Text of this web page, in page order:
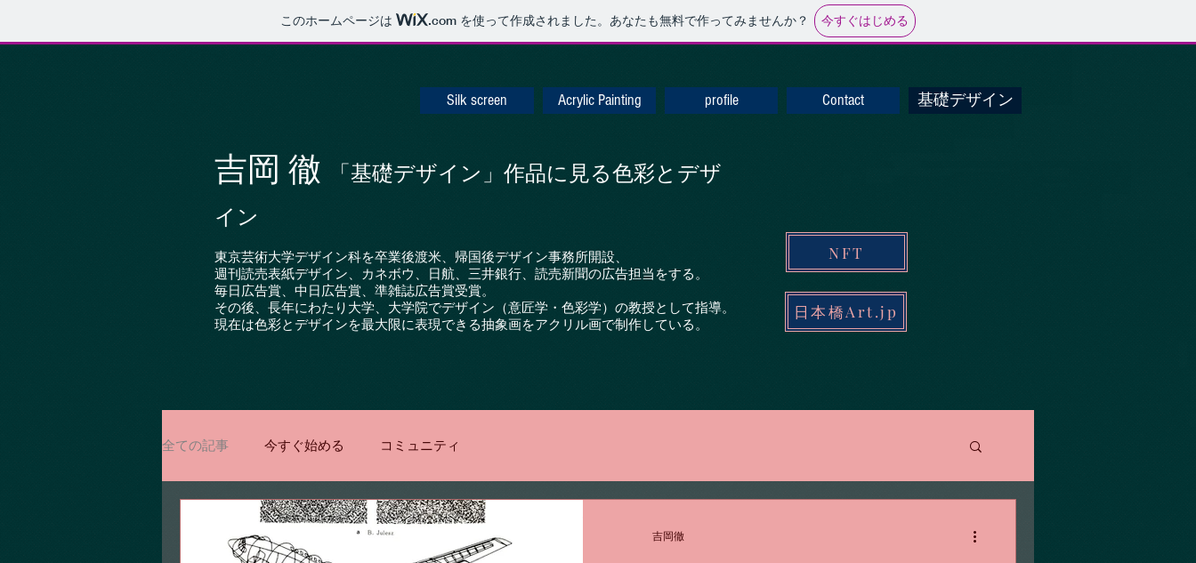
このホームページは .com を使って作成されました。あなたも無料で作ってみませんか？ 今すぐはじめる
Silk screen Acrylic Painting profile Contact 基礎デザイン
吉岡 徹
「基礎デザイン」作品に見る色彩とデザ
イン
東京芸術大学デザイン科を卒業後渡米、帰国後デザイン事務所開設、
週刊読売表紙デザイン、カネボウ、日航、三井銀行、読売新聞の広告担当をする。
毎日広告賞、中日広告賞、準雑誌広告賞受賞。
その後、長年にわたり大学、大学院でデザイン（意匠学・色彩学）の教授として指導。
現在は色彩とデザインを最大限に表現できる抽象画をアクリル画で制作している。
NFT
日本橋Art.jp
全ての記事 今すぐ始める コミュニティ
吉岡徹